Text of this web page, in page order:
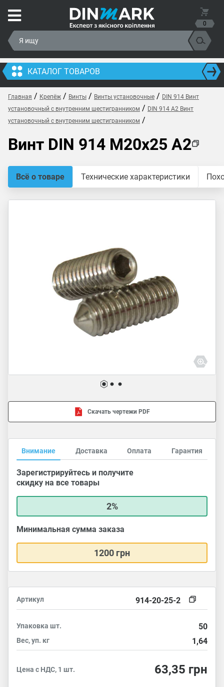
0
КАТАЛОГ ТОВАРОВ
Главная / Крепёж / Винты / Винты установочные / DIN 914 Винт
установочный с внутренним шестигранником / DIN 914 A2 Винт
установочный с внутренним шестигранником /
Винт DIN 914 M20x25 A2
Всё о товаре Технические характеристики
Скачать чертежи PDF
Внимание Доставка Оплата Гарантия
Зарегистрируйтесь и получите
скидку на все товары
2%
Минимальная сумма заказа
1200 грн
Артикул 914-20-25-2
Упаковка шт. 50
Вес, уп. кг 1,64
Цена с НДС, 1 шт. 63,35 грн